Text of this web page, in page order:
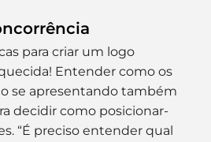
para criar um logo
Entender como os
se apresentando também
decidir como posicionar-
“É preciso entender qual